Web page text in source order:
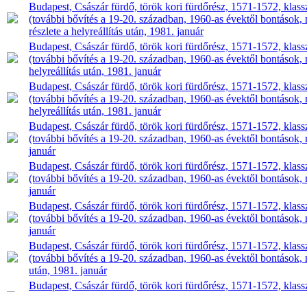
Budapest, Császár fürdő, török kori fürdőrész, 1571-1572,
(további bővítés a 19-20. században, 1960-as évektől
részlete a helyreállítás után, 1981. január
Budapest, Császár fürdő, török kori fürdőrész, 1571-1572,
(további bővítés a 19-20. században, 1960-as évektől
helyreállítás után, 1981. január
Budapest, Császár fürdő, török kori fürdőrész, 1571-1572,
(további bővítés a 19-20. században, 1960-as évektől
helyreállítás után, 1981. január
Budapest, Császár fürdő, török kori fürdőrész, 1571-1572,
(további bővítés a 19-20. században, 1960-as évektől
január
Budapest, Császár fürdő, török kori fürdőrész, 1571-1572,
(további bővítés a 19-20. században, 1960-as évektől
január
Budapest, Császár fürdő, török kori fürdőrész, 1571-1572,
(további bővítés a 19-20. században, 1960-as évektől
január
Budapest, Császár fürdő, török kori fürdőrész, 1571-1572,
(további bővítés a 19-20. században, 1960-as évektől
után, 1981. január
Budapest, Császár fürdő, török kori fürdőrész, 1571-1572,